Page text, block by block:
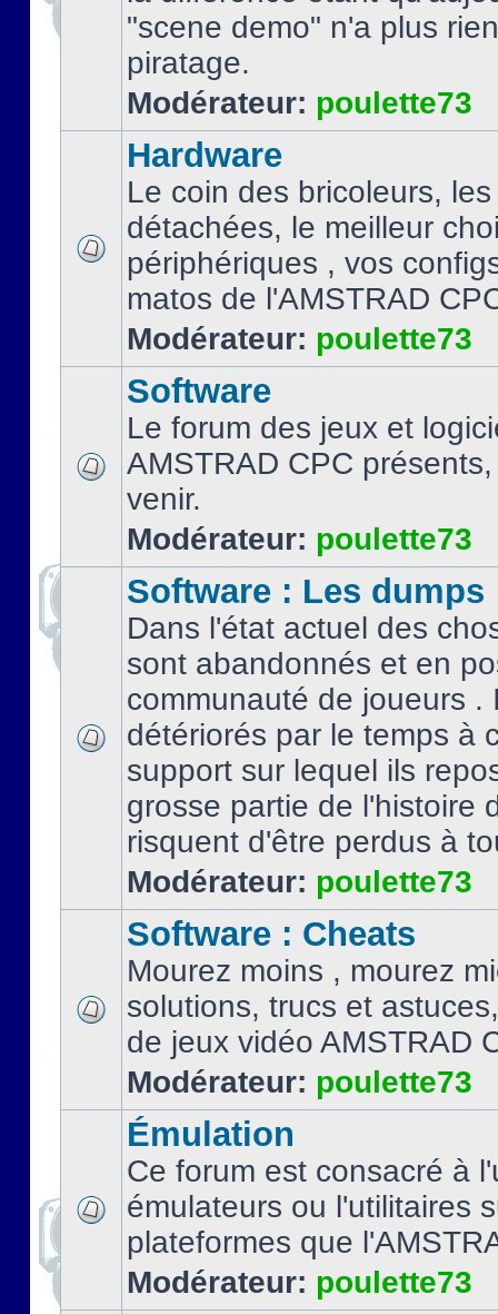
"scene demo" n'a plus
piratage.
Modérateur: poulette73
Hardware
Le coin des bricoleurs,
détachées, le meilleur
périphériques , vos
matos de l'AMSTRAD
Modérateur: poulette73
Software
Le forum des jeux et
AMSTRAD CPC
venir.
Modérateur: poulette73
Software : Les dumps
Dans l'état actuel des
sont abandonnés et en
communauté de joueurs .
détériorés par le temps à
support sur lequel ils
grosse partie de l'histoire
risquent d'être perdus à
Modérateur: poulette73
Software : Cheats
Mourez moins , mourez
solutions, trucs et
de jeux vidéo AMSTRAD
Modérateur: poulette73
Émulation
Ce forum est consacré à
émulateurs ou l'utilitaires
plateformes que
Modérateur: poulette73